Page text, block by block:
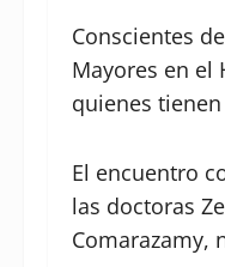
Conscientes
Mayores en el
quienes
El encuentro
las doctoras
Comarazamy,